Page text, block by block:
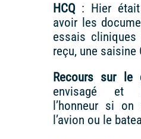
HCQ : Hier
avoir les
essais cliniques
reçu, une saisine
Recours sur le
envisagé et
l’honneur si
l’avion ou le